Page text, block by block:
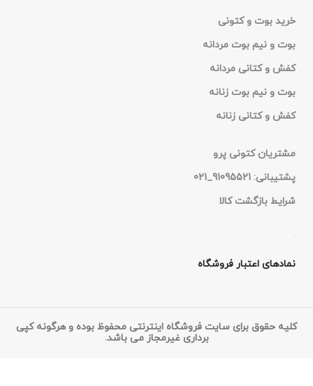
خرید بوت و کتونی
بوت و نیم بوت مردانه
کفش و کتانی مردانه
بوت و نیم بوت زنانه
کفش و کتانی زنانه
مشتریان کتونی پرو
پشتیبانی: 91095521_021
شرایط بازگشت کالا
نمادهای اعتبار فروشگاه
کلیه حقوق برای سایت فروشگاه اینترنتی محفوظ بوده و هرگونه کپی
برداری غیرمجاز می باشد.